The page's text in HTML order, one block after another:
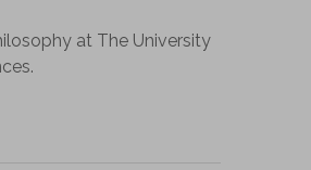
at The University